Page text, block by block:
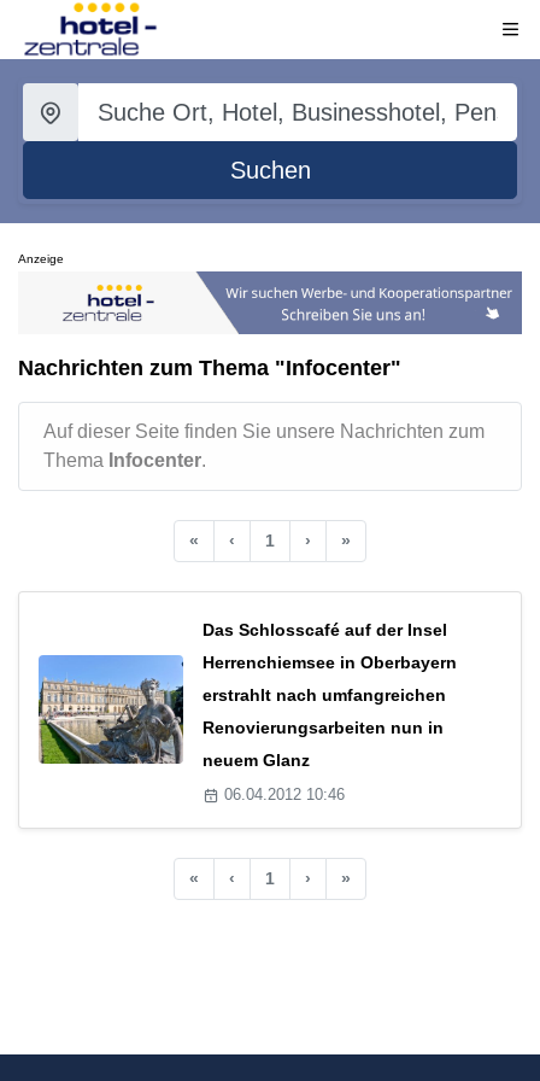
Suchen
Anzeige
Nachrichten zum Thema "Infocenter"
Auf dieser Seite finden Sie unsere Nachrichten zum
Thema Infocenter.
« ‹ 1 › »
Das Schlosscafé auf der Insel
Herrenchiemsee in Oberbayern
erstrahlt nach umfangreichen
Renovierungsarbeiten nun in
neuem Glanz
06.04.2012 10:46
« ‹ 1 › »